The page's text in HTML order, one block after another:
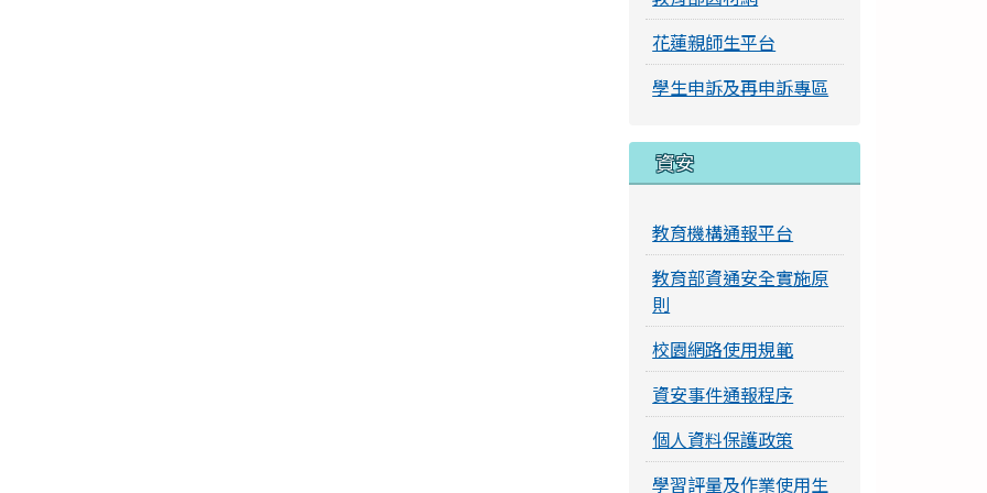
花蓮親師生平台
學生申訴及再申訴專區
資安
教育機構通報平台
教育部資通安全實施原
則
校園網路使用規範
資安事件通報程序
個人資料保護政策
學習評量及作業使用生